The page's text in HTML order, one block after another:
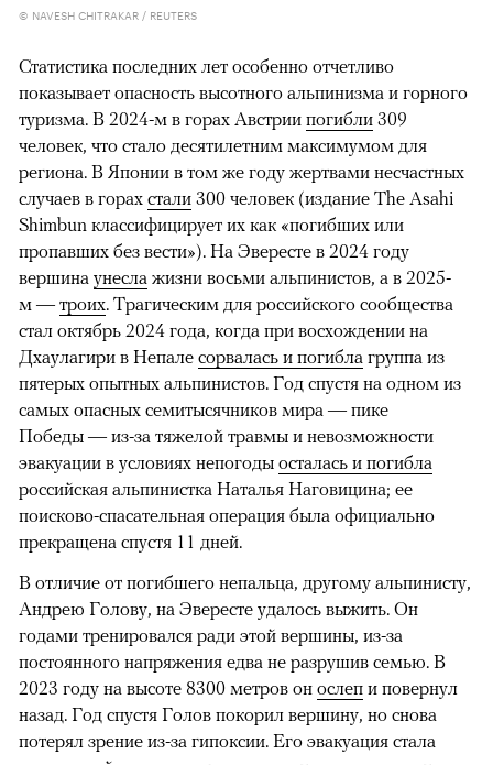
© NAVESH CHITRAKAR / REUTERS
Статистика последних лет особенно отчетливо
показывает опасность высотного альпинизма и горного
туризма. В 2024-м в горах Австрии погибли 309
человек, что стало десятилетним максимумом для
региона. В Японии в том же году жертвами несчастных
случаев в горах стали 300 человек (издание The Asahi
Shimbun классифицирует их как «погибших или
пропавших без вести»). На Эвересте в 2024 году
вершина унесла жизни восьми альпинистов, а в 2025-
м — троих. Трагическим для российского сообщества
стал октябрь 2024 года, когда при восхождении на
Дхаулагири в Непале сорвалась и погибла группа из
пятерых опытных альпинистов. Год спустя на одном из
самых опасных семитысячников мира — пике
Победы — из-за тяжелой травмы и невозможности
эвакуации в условиях непогоды осталась и погибла
российская альпинистка Наталья Наговицина; ее
поисково-спасательная операция была официально
прекращена спустя 11 дней.
В отличие от погибшего непальца, другому альпинисту,
Андрею Голову, на Эвересте удалось выжить. Он
годами тренировался ради этой вершины, из-за
постоянного напряжения едва не разрушив семью. В
2023 году на высоте 8300 метров он ослеп и повернул
назад. Год спустя Голов покорил вершину, но снова
потерял зрение из-за гипоксии. Его эвакуация стала